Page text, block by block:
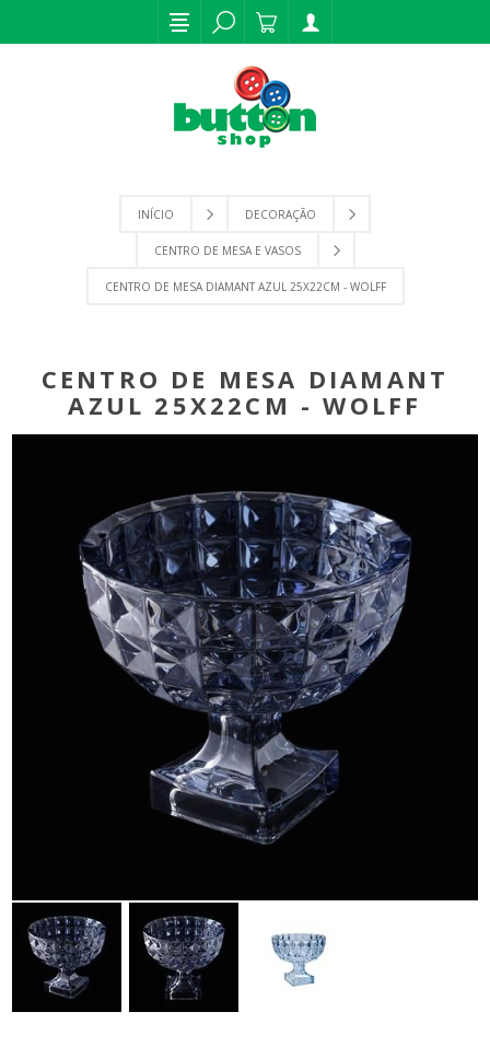
INÍCIO DECORAÇÃO
CENTRO DE MESA E VASOS
CENTRO DE MESA DIAMANT AZUL 25X22CM - WOLFF
CENTRO DE MESA DIAMANT
AZUL 25X22CM - WOLFF